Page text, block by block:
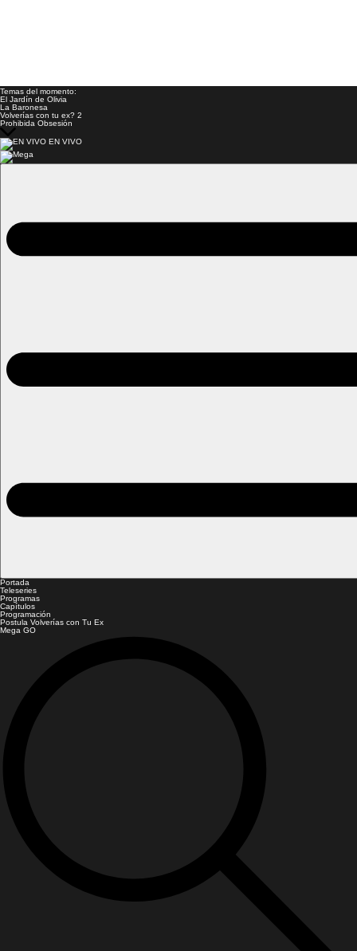
Temas del momento:
El Jardín de Olivia
La Baronesa
Volverías con tu ex? 2
Prohibida Obsesión
EN VIVO
Portada
Teleseries
Programas
Capítulos
Programación
Postula Volverías con Tu Ex
Mega GO